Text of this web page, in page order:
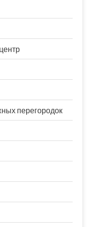
перегородок